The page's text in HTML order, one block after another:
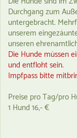
Durchgang zum
untergebracht.
unserem
unseren
Die Hunde müssen
und entfloht sein.
Impfpass bitte
Preise pro Tag/pro
1 Hund 16,- €